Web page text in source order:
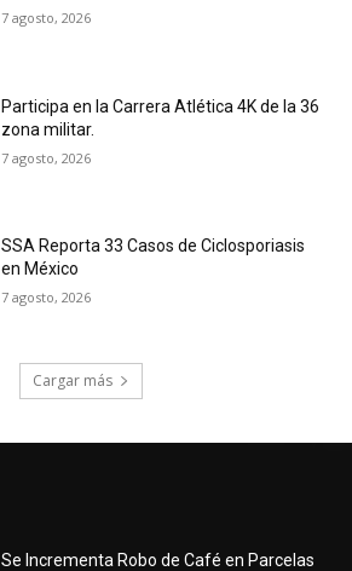
7 agosto, 2026
Participa en la Carrera Atlética 4K de la 36
zona militar.
7 agosto, 2026
SSA Reporta 33 Casos de Ciclosporiasis
en México
7 agosto, 2026
Cargar más
Se Incrementa Robo de Café en Parcelas